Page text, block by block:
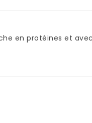
en protéines et